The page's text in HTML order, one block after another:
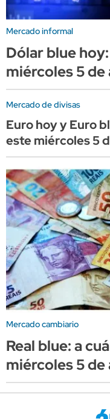
Mercado informal
Dólar blue
miércoles 5
Mercado de divisas
Euro hoy y Euro
este miércoles 5
Mercado cambiario
Real blue: a
miércoles 5